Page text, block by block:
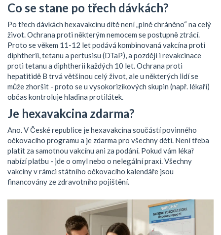
Co se stane po třech dávkách?
Po třech dávkách hexavakcinu dítě není „plně chráněno“ na celý
život. Ochrana proti některým nemocem se postupně ztrácí.
Proto se věkem 11-12 let podává kombinovaná vakcína proti
diphtherii, tetanu a pertusisu (DTaP), a později i revakcinace
proti tetanu a diphtherii každých 10 let. Ochrana proti
hepatitidě B trvá většinou celý život, ale u některých lidí se
může zhoršit - proto se u vysokorizikových skupin (např. lékaři)
občas kontroluje hladina protilátek.
Je hexavakcina zdarma?
Ano. V České republice je hexavakcina součástí povinného
očkovacího programu a je zdarma pro všechny děti. Není třeba
platit za samotnou vakcínu ani za podání. Pokud vám lékař
nabízí platbu - jde o omyl nebo o nelegální praxi. Všechny
vakcíny v rámci státního očkovacího kalendáře jsou
financovány ze zdravotního pojištění.